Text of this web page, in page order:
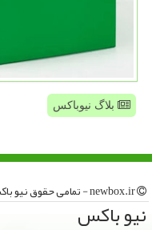
بلاگ نیوباکس
نیو باكس